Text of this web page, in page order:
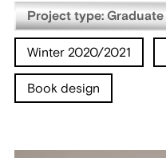
Project type: Graduate
Winter 2020/2021
Book design